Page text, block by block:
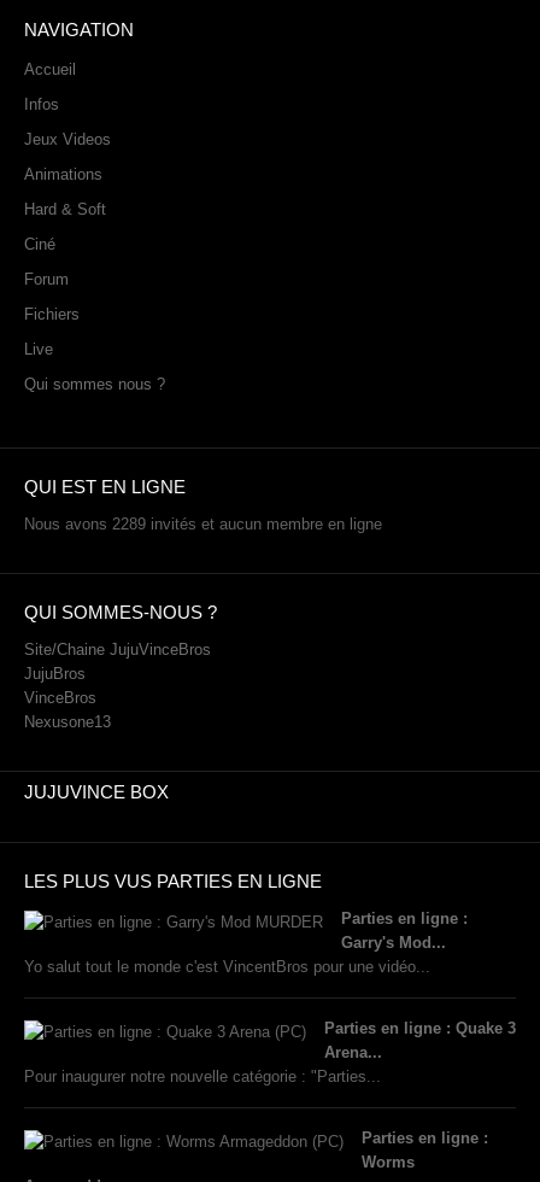
NAVIGATION
Accueil
Infos
Jeux Videos
Animations
Hard & Soft
Ciné
Forum
Fichiers
Live
Qui sommes nous ?
QUI EST EN LIGNE
Nous avons 2289 invités et aucun membre en ligne
QUI SOMMES-NOUS ?
Site/Chaine JujuVinceBros
JujuBros
VinceBros
Nexusone13
JUJUVINCE BOX
LES PLUS VUS PARTIES EN LIGNE
Parties en ligne :
Garry's Mod...
Yo salut tout le monde c'est VincentBros pour une vidéo...
Parties en ligne : Quake 3
Arena...
Pour inaugurer notre nouvelle catégorie : "Parties...
Parties en ligne :
Worms